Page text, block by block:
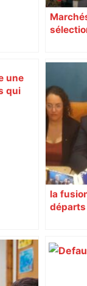
une
qui
dans
–
la
départs